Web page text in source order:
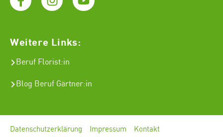
Weitere Links:
Beruf Florist:in
Blog Beruf Gärtner:in
Datenschutzerklärung Impressum Kontakt